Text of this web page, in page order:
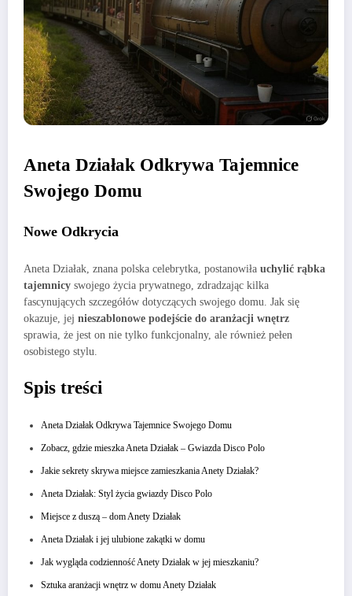
Aneta Działak Odkrywa Tajemnice
Swojego Domu
Nowe Odkrycia
Aneta Działak, znana polska celebrytka, postanowiła uchylić rąbka
tajemnicy swojego życia prywatnego, zdradzając kilka
fascynujących szczegółów dotyczących swojego domu. Jak się
okazuje, jej nieszablonowe podejście do aranżacji wnętrz
sprawia, że jest on nie tylko funkcjonalny, ale również pełen
osobistego stylu.
Spis treści
Aneta Działak Odkrywa Tajemnice Swojego Domu
Zobacz, gdzie mieszka Aneta Działak – Gwiazda Disco Polo
Jakie sekrety skrywa miejsce zamieszkania Anety Działak?
Aneta Działak: Styl życia gwiazdy Disco Polo
Miejsce z duszą – dom Anety Działak
Aneta Działak i jej ulubione zakątki w domu
Jak wygląda codzienność Anety Działak w jej mieszkaniu?
Sztuka aranżacji wnętrz w domu Anety Działak